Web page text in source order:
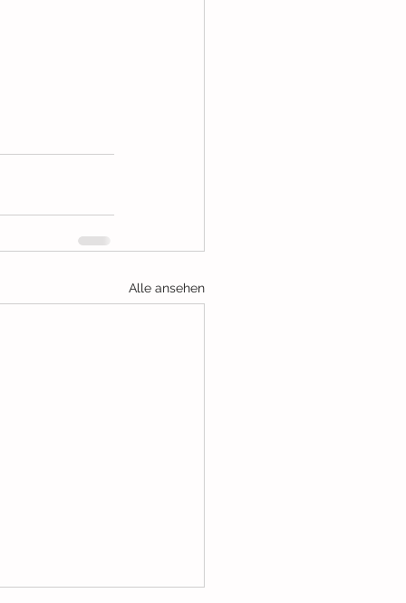
Alle ansehen